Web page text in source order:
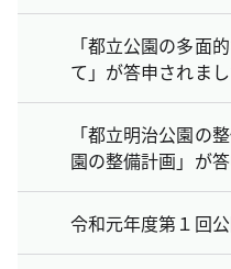
「都立公園の多面
て」が答申されま
「都立明治公園の
園の整備計画」が
令和元年度第１回